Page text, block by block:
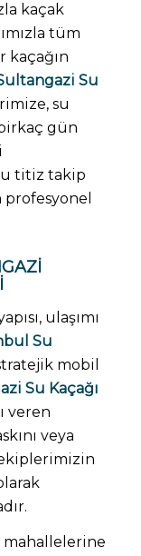
kaçak
tüm
kaçağın
Su
su
gün
titiz takip
profesyonel
ulaşımı
Su
mobil
Su Kaçağı
veren
veya
mahallelerine